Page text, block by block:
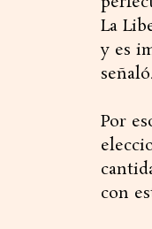
La
y es
Por
con